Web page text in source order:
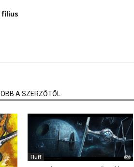
A SZERZŐTŐL
Fluff